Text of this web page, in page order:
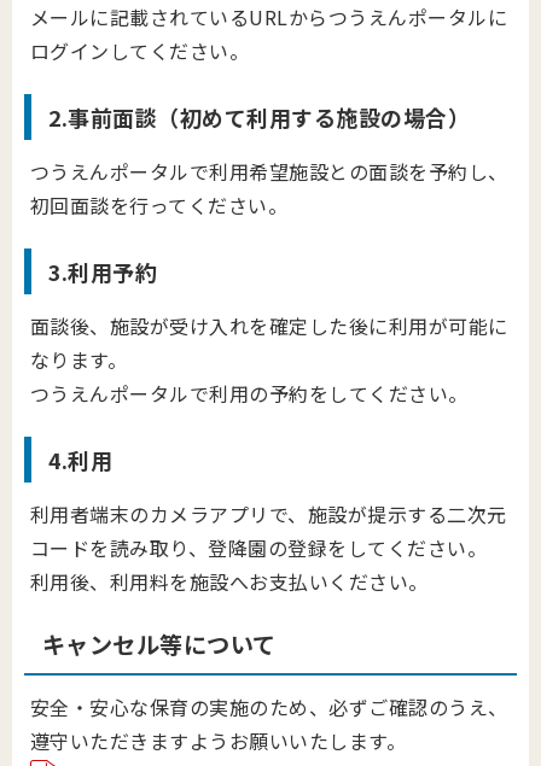
メールに記載されているURLからつうえんポータルに
ログインしてください。
2.事前面談（初めて利用する施設の場合）
つうえんポータルで利用希望施設との面談を予約し、
初回面談を行ってください。
3.利用予約
面談後、施設が受け入れを確定した後に利用が可能に
なります。
つうえんポータルで利用の予約をしてください。
4.利用
利用者端末のカメラアプリで、施設が提示する二次元
コードを読み取り、登降園の登録をしてください。
利用後、利用料を施設へお支払いください。
キャンセル等について
安全・安心な保育の実施のため、必ずご確認のうえ、
遵守いただきますようお願いいたします。